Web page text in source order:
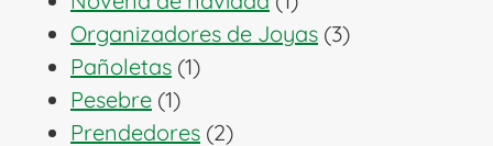
producto
Organizadores de Joyas 33
Pañoletas 11
Pesebre 11
producto
Prendedores 22